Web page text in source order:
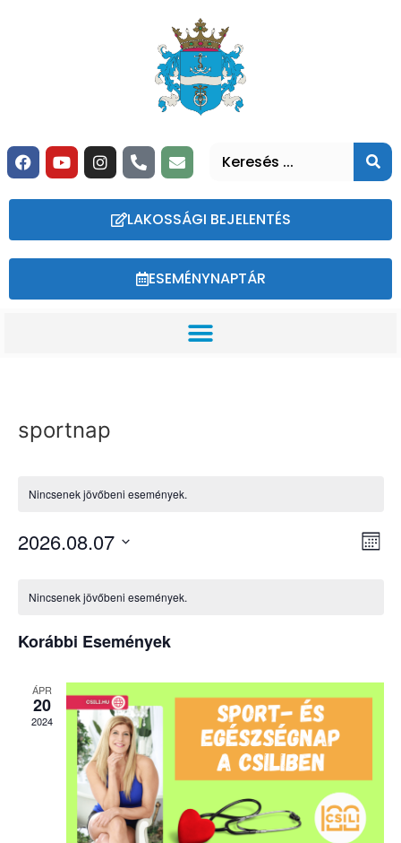
LAKOSSÁGI BEJELENTÉS
ESEMÉNYNAPTÁR
sportnap
Nincsenek jövőbeni események.
2026.08.07
Események
Nincsenek jövőbeni események.
Korábbi Események
ÁPR
20
2024